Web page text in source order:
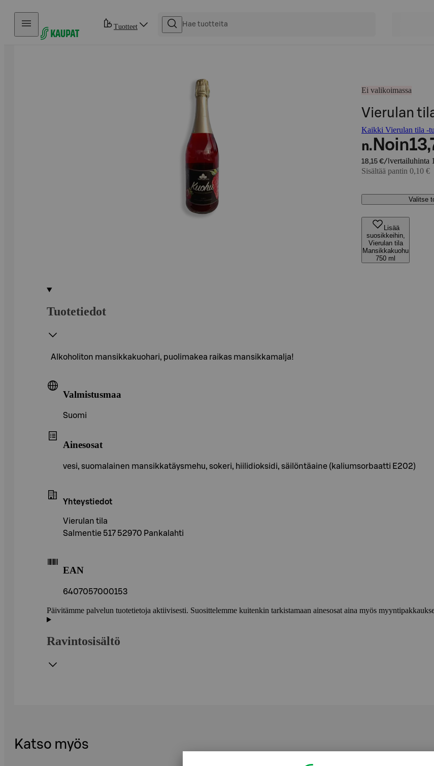
Hyppää sisältöön
Tuotteet
Ei valikoimassa
Vierulan
Kaikki Vierulan tila -
n. Noin
18,15 €/l vertailuhinta
Sisältää pantin 0,10 €
Valitse
Lisää
suosikkeihin,
Vierulan tila
Mansikkakuohu
750 ml
Tuotetiedot
Alkoholiton mansikkakuohari, puolimakea raikas mansikkamalja!
Valmistusmaa
Suomi
Ainesosat
vesi, suomalainen mansikkatäysmehu, sokeri, hiilidioksidi, säilöntäaine (kaliumsorbaatti E202)
Yhteystiedot
Vierulan tila
Salmentie 517 52970 Pankalahti
EAN
6407057000153
Päivitämme palvelun tuotetietoja aktiivisesti. Suosittelemme kuitenkin tarkistamaan ainesosat aina myös
Ravintosisältö
Katso myös